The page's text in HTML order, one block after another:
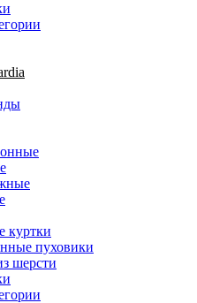
куртки
пуховики
шерсти